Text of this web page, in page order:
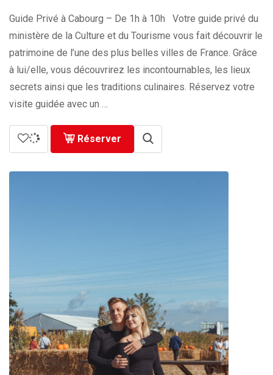
prix :
279.00€
à
729.00€
Guide Privé à Cabourg – De 1h à 10h Votre guide privé du
ministère de la Culture et du Tourisme vous fait découvrir le
patrimoine de l’une des plus belles villes de France. Grâce
à lui/elle, vous découvrirez les incontournables, les lieux
secrets ainsi que les traditions culinaires. Réservez votre
visite guidée avec un …
Réserver